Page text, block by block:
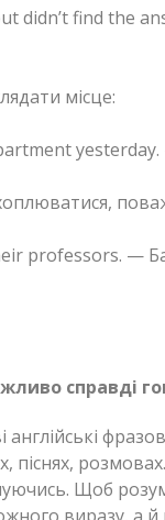
didn’t find the
місце:
professors. —
справді
англійські
піснях,
Щоб